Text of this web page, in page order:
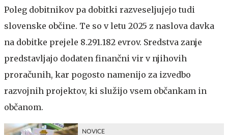
Poleg dobitnikov pa dobitki razveseljujejo tudi
slovenske občine. Te so v letu 2025 z naslova davka
na dobitke prejele 8.291.182 evrov. Sredstva zanje
predstavljajo dodaten finančni vir v njihovih
proračunih, kar pogosto namenijo za izvedbo
razvojnih projektov, ki služijo vsem občankam in
občanom.
NOVICE